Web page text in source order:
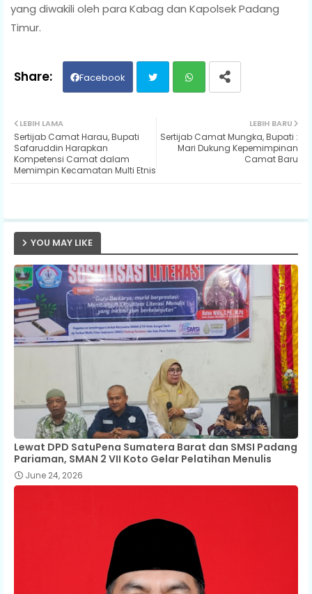
yang diwakili oleh para Kabag dan Kapolsek Padang
Timur.
Facebook
ats
LEBIH BARU
Sertijab Camat Mungka, Bupati :
Mari Dukung Kepemimpinan
Camat Baru
LEBIH LAMA
Sertijab Camat Harau, Bupati
Safaruddin Harapkan
Kompetensi Camat dalam
Memimpin Kecamatan Multi Etnis
YOU MAY LIKE
Lewat DPD SatuPena Sumatera Barat dan SMSI Padang
Pariaman, SMAN 2 VII Koto Gelar Pelatihan Menulis
June 24, 2026